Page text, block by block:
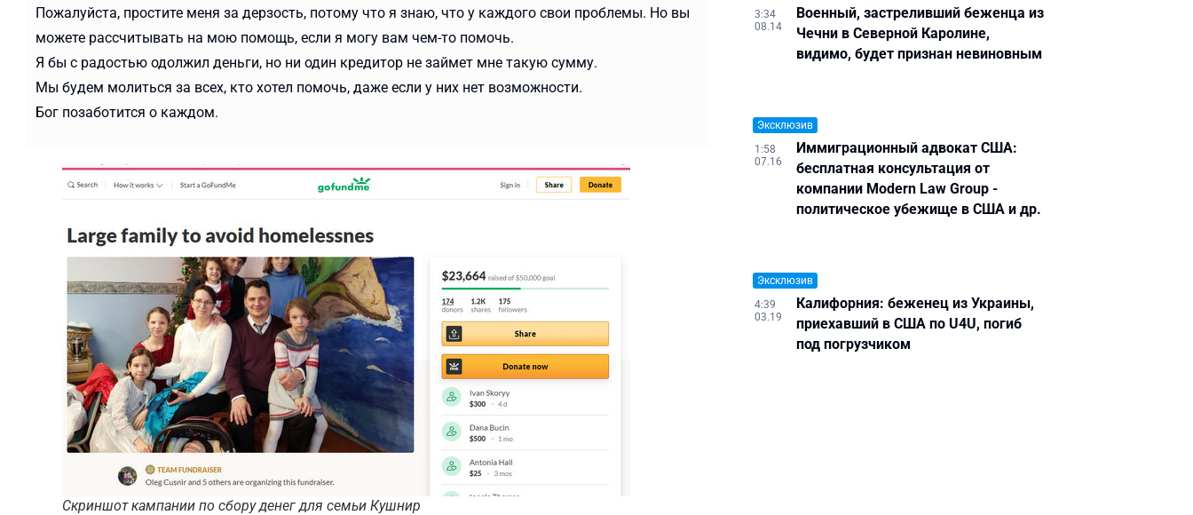
Пожалуйста, простите меня за дерзость, потому что я знаю, что у каждого свои проблемы. Но вы
можете рассчитывать на мою помощь, если я могу вам чем-то помочь.
Я бы с радостью одолжил деньги, но ни один кредитор не займет мне такую ​​сумму.
Мы будем молиться за всех, кто хотел помочь, даже если у них нет возможности.
Бог позаботится о каждом.
Скриншот кампании по сбору денег для семьи Кушнир
3:34
08.14
Военный, застреливший беженца из
Чечни в Северной Каролине,
видимо, будет признан невиновным
Эксклюзив
1:58
07.16
Иммиграционный адвокат США:
бесплатная консультация от
компании Modern Law Group -
политическое убежище в США и др.
Эксклюзив
4:39
03.19
Калифорния: беженец из Украины,
приехавший в США по U4U, погиб
под погрузчиком